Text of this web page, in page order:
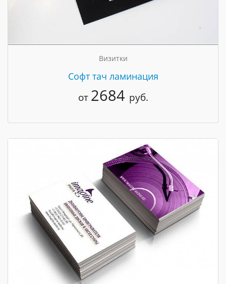
Визитки
Cофт тач ламинация
от 2684 руб.